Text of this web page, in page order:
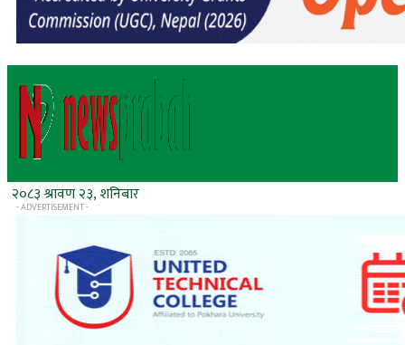
२०८३ श्रावण २३, शनिबार
- ADVERTISEMENT -